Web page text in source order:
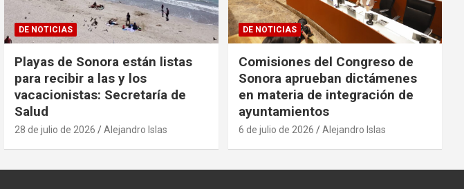
DE NOTICIAS
Playas de Sonora están listas
para recibir a las y los
vacacionistas: Secretaría de
Salud
28 de julio de 2026 Alejandro Islas
DE NOTICIAS
Comisiones del Congreso de
Sonora aprueban dictámenes
en materia de integración de
ayuntamientos
6 de julio de 2026 Alejandro Islas